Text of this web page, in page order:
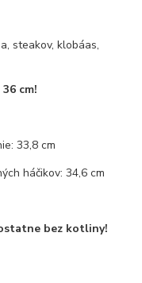
steakov, klobáas,
cm!
33,8 cm
háčikov: 34,6 cm
bez kotliny!